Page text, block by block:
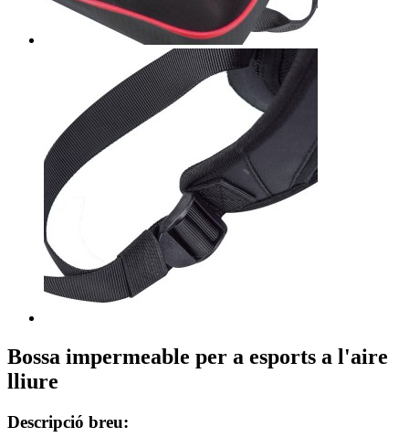
Bossa impermeable per a esports a l'aire
lliure
Descripció breu: